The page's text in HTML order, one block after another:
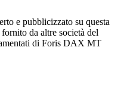
e pubblicizzato su questa
fornito da altre società del
di Foris DAX MT